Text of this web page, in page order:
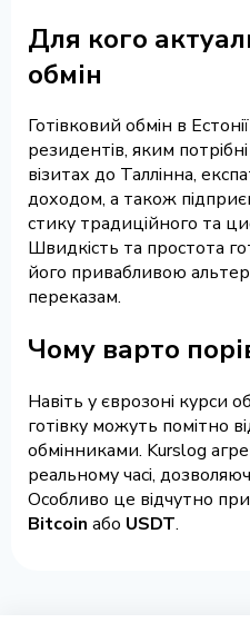
Для кого
обмін
Готівковий обмін в
резидентів, яким
візитах до Таллінна,
доходом, а також
стику традиційного та
Швидкість та простота
його привабливою
переказам.
Чому варто
Навіть у єврозоні курси
готівку можуть помітно
обмінниками. Kurslog
реальному часі,
Особливо це відчутно
Bitcoin або USDT.